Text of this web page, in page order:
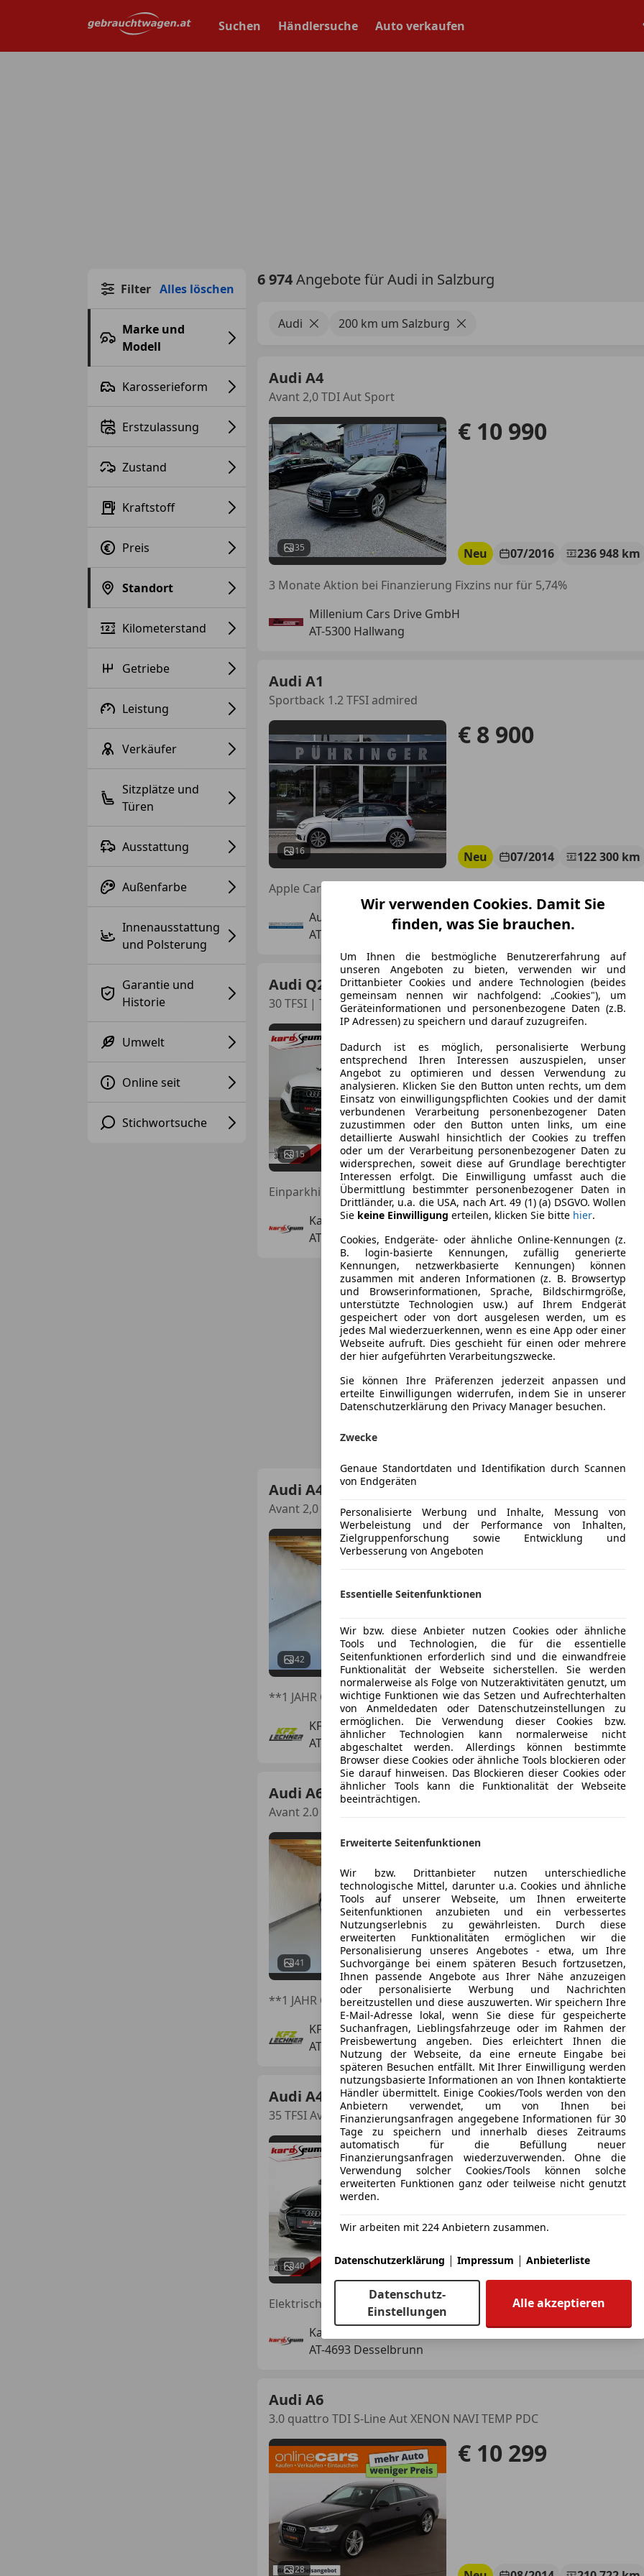
Suchen Händlersuche Auto verkaufen
Filter Alles löschen
Marke und
Modell
Karosserieform
Erstzulassung
Zustand
Kraftstoff
Preis
Standort
Kilometerstand
Getriebe
Leistung
Verkäufer
Sitzplätze und
Türen
Ausstattung
Außenfarbe
Innenausstattung
und Polsterung
Garantie und
Historie
Umwelt
Online seit
Stichwortsuche
6 974Angebote für Audi in Salzburg
Audi 200 km um Salzburg
Audi A4
Avant 2,0 TDI Aut Sport
35
€ 10 990
Neu 07/2016 236 948 km
3 Monate Aktion bei Finanzierung Fixzins nur für 5,74%
Millenium Cars Drive GmbH
AT-5300 Hallwang
Audi A1
Sportback 1.2 TFSI admired
16
€ 8 900
Neu 07/2014 122 300 km
Automobile Pühringer GmbH
AT-4722 Peuerbach
Audi Q2
30 TFSI | TRAUM-SUV | LED | Assistenz | Kamera | 2
15
€ 20 590
02/2023 27 200 km
Karosseum GmbH
AT-4693 Desselbrunn
Audi A4
Avant 2,0 TDI S-tronic "sport" AHK*SITZH*VIRTUAL*
42
€ 19 950
01/2018 66 595 km
**1 JAHR GARANTIE KOSTENLOS** Finanzierung möglich
KFZ Lechner GmbH
AT-4782 St. Florian am Inn
Audi A6
Avant 2.0 TDI S-tr. "S line" LED*O-PAKET*R-KAM
41
€ 18 950
03/2016 153 400 km
**1 JAHR GARANTIE KOSTENLOS** Finanzierung möglich
KFZ Lechner GmbH
AT-4782 St. Florian am Inn
Audi A4
35 TFSI Avant | NEUWERTIG | Fahrassistenten
40
€ 21 7901
Karosseum GmbH
AT-4693 Desselbrunn
Audi A6
3.0 quattro TDI S-Line Aut XENON NAVI TEMP PDC
28
€ 10 299
Wir verwenden Cookies. Damit Sie
finden, was Sie brauchen.
Um Ihnen die bestmögliche Benutzererfahrung auf
unseren Angeboten zu bieten, verwenden wir und
Drittanbieter Cookies und andere Technologien (beides
gemeinsam nennen wir nachfolgend: „Cookies"), um
Geräteinformationen und personenbezogene Daten (z.B.
IP Adressen) zu speichern und darauf zuzugreifen.
Dadurch ist es möglich, personalisierte Werbung
entsprechend Ihren Interessen auszuspielen, unser
Angebot zu optimieren und dessen Verwendung zu
analysieren. Klicken Sie den Button unten rechts, um dem
Einsatz von einwilligungspflichten Cookies und der damit
verbundenen Verarbeitung personenbezogener Daten
zuzustimmen oder den Button unten links, um eine
detaillierte Auswahl hinsichtlich der Cookies zu treffen
oder um der Verarbeitung personenbezogener Daten zu
widersprechen, soweit diese auf Grundlage berechtigter
Interessen erfolgt. Die Einwilligung umfasst auch die
Übermittlung bestimmter personenbezogener Daten in
Drittländer, u.a. die USA, nach Art. 49 (1) (a) DSGVO. Wollen
Sie keine Einwilligung erteilen, klicken Sie bitte hier.
Cookies, Endgeräte- oder ähnliche Online-Kennungen (z.
B. login-basierte Kennungen, zufällig generierte
Kennungen, netzwerkbasierte Kennungen) können
zusammen mit anderen Informationen (z. B. Browsertyp
und Browserinformationen, Sprache, Bildschirmgröße,
unterstützte Technologien usw.) auf Ihrem Endgerät
gespeichert oder von dort ausgelesen werden, um es
jedes Mal wiederzuerkennen, wenn es eine App oder einer
Webseite aufruft. Dies geschieht für einen oder mehrere
der hier aufgeführten Verarbeitungszwecke.
Sie können Ihre Präferenzen jederzeit anpassen und
erteilte Einwilligungen widerrufen, indem Sie in unserer
Datenschutzerklärung den Privacy Manager besuchen.
Zwecke
Genaue Standortdaten und Identifikation durch Scannen
von Endgeräten
Personalisierte Werbung und Inhalte, Messung von
Werbeleistung und der Performance von Inhalten,
Zielgruppenforschung sowie Entwicklung und
Verbesserung von Angeboten
Essentielle Seitenfunktionen
Wir bzw. diese Anbieter nutzen Cookies oder ähnliche
Tools und Technologien, die für die essentielle
Seitenfunktionen erforderlich sind und die einwandfreie
Funktionalität der Webseite sicherstellen. Sie werden
normalerweise als Folge von Nutzeraktivitäten genutzt, um
wichtige Funktionen wie das Setzen und Aufrechterhalten
von Anmeldedaten oder Datenschutzeinstellungen zu
ermöglichen. Die Verwendung dieser Cookies bzw.
ähnlicher Technologien kann normalerweise nicht
abgeschaltet werden. Allerdings können bestimmte
Browser diese Cookies oder ähnliche Tools blockieren oder
Sie darauf hinweisen. Das Blockieren dieser Cookies oder
ähnlicher Tools kann die Funktionalität der Webseite
beeinträchtigen.
Erweiterte Seitenfunktionen
Wir bzw. Drittanbieter nutzen unterschiedliche
technologische Mittel, darunter u.a. Cookies und ähnliche
Tools auf unserer Webseite, um Ihnen erweiterte
Seitenfunktionen anzubieten und ein verbessertes
Nutzungserlebnis zu gewährleisten. Durch diese
erweiterten Funktionalitäten ermöglichen wir die
Personalisierung unseres Angebotes - etwa, um Ihre
Suchvorgänge bei einem späteren Besuch fortzusetzen,
Ihnen passende Angebote aus Ihrer Nähe anzuzeigen
oder personalisierte Werbung und Nachrichten
bereitzustellen und diese auszuwerten. Wir speichern Ihre
E-Mail-Adresse lokal, wenn Sie diese für gespeicherte
Suchanfragen, Lieblingsfahrzeuge oder im Rahmen der
Preisbewertung angeben. Dies erleichtert Ihnen die
Nutzung der Webseite, da eine erneute Eingabe bei
späteren Besuchen entfällt. Mit Ihrer Einwilligung werden
nutzungsbasierte Informationen an von Ihnen kontaktierte
Händler übermittelt. Einige Cookies/Tools werden von den
Anbietern verwendet, um von Ihnen bei
Finanzierungsanfragen angegebene Informationen für 30
Tage zu speichern und innerhalb dieses Zeitraums
automatisch für die Befüllung neuer
Finanzierungsanfragen wiederzuverwenden. Ohne die
Verwendung solcher Cookies/Tools können solche
erweiterten Funktionen ganz oder teilweise nicht genutzt
werden.
Wir arbeiten mit 224 Anbietern zusammen.
Datenschutzerklärung | Impressum | Anbieterliste
Datenschutz-
Einstellungen
Alle akzeptieren